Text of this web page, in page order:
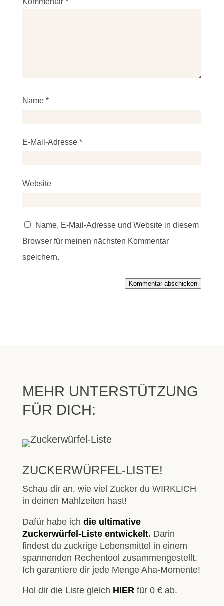
Kommentar *
Name *
E-Mail-Adresse *
Website
Name, E-Mail-Adresse und Website in diesem
Browser für meinen nächsten Kommentar
speichern.
Kommentar abschicken
MEHR UNTERSTÜTZUNG
FÜR DICH:
ZUCKERWÜRFEL-LISTE!
Schau dir an, wie viel Zucker du WIRKLICH
in deinen Mahlzeiten hast!
Dafür habe ich die ultimative
Zuckerwürfel-Listeentwickelt. Darin
findest du zuckrige Lebensmittel in einem
spannenden Rechentool zusammengestellt.
Ich garantiere dir jede Menge Aha-Momente!
Hol dir die Liste gleich HIERfür 0 € ab.